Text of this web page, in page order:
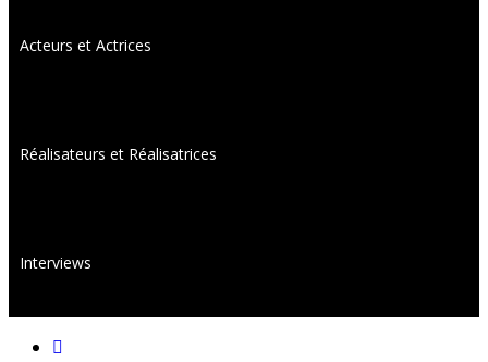
Acteurs et Actrices
Réalisateurs et Réalisatrices
Interviews